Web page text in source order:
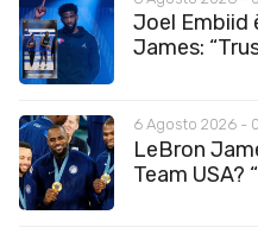
Joel Embiid
James:
6 Agosto 2026 -
LeBron
Team USA?